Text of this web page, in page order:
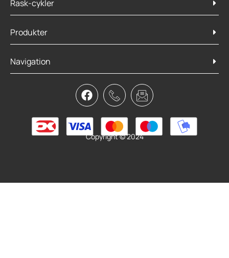
Rask-cykler
Produkter
Navigation
Copyright © 2024